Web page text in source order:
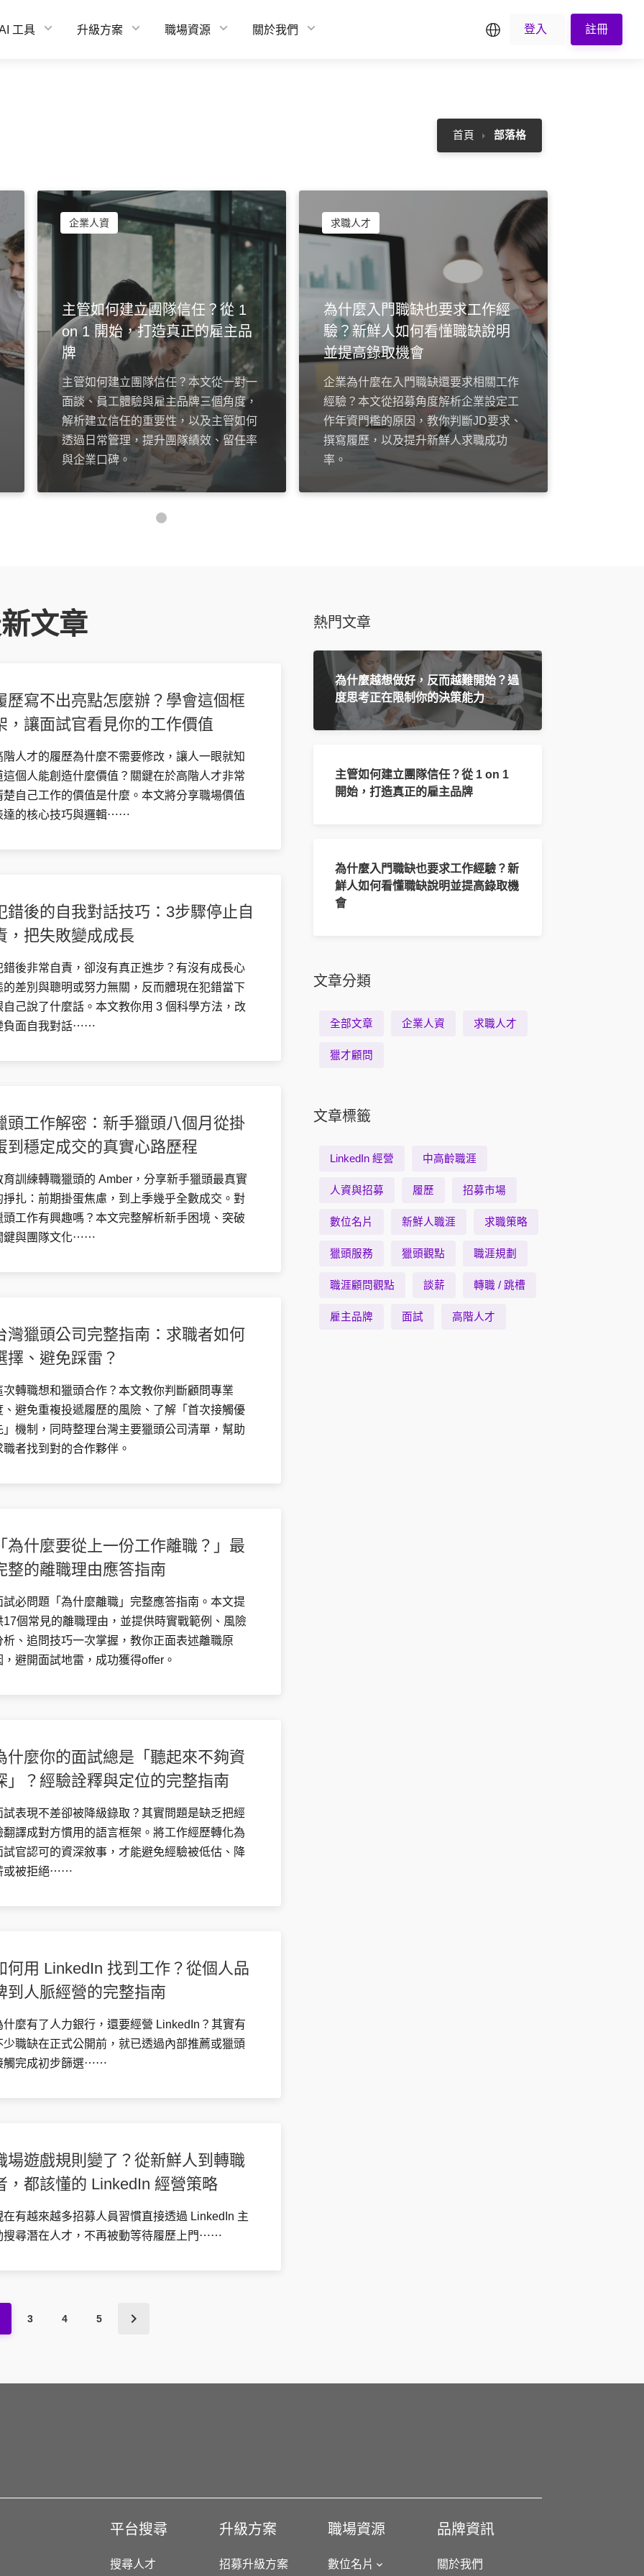
工具 升級方案 職場資源 關於我們 繁中登入 註冊
首頁 部落格
企業人資
主管如何建立團隊信任？從 1
on 1 開始，打造真正的雇主品
牌
主管如何建立團隊信任？本文從一對一
面談、員工體驗與雇主品牌三個角度，
解析建立信任的重要性，以及主管如何
透過日常管理，提升團隊績效、留任率
與企業口碑。
求職人才
為什麼入門職缺也要求工作經
驗？新鮮人如何看懂職缺說明
並提高錄取機會
企業為什麼在入門職缺還要求相關工作
經驗？本文從招募角度解析企業設定工
作年資門檻的原因，教你判斷JD要求、
撰寫履歷，以及提升新鮮人求職成功
率。
文章
歷寫不出亮點怎麼辦？學會這個框
，讓面試官看見你的工作價值
階人才的履歷為什麼不需要修改，讓人一眼就知
這個人能創造什麼價值？關鍵在於高階人才非常
楚自己工作的價值是什麼。本文將分享職場價值
達的核心技巧與邏輯⋯⋯
錯後的自我對話技巧：3步驟停止自
，把失敗變成成長
錯後非常自責，卻沒有真正進步？有沒有成長心
的差別與聰明或努力無關，反而體現在犯錯當下
自己說了什麼話。本文教你用 3 個科學方法，改
負面自我對話⋯⋯
頭工作解密：新手獵頭八個月從掛
到穩定成交的真實心路歷程
育訓練轉職獵頭的 Amber，分享新手獵頭最真實
掙扎：前期掛蛋焦慮，到上季幾乎全數成交。對
頭工作有興趣嗎？本文完整解析新手困境、突破
鍵與團隊文化⋯⋯
灣獵頭公司完整指南：求職者如何
擇、避免踩雷？
次轉職想和獵頭合作？本文教你判斷顧問專業
、避免重複投遞履歷的風險、了解「首次接觸優
」機制，同時整理台灣主要獵頭公司清單，幫助
職者找到對的合作夥伴。
為什麼要從上一份工作離職？」最
整的離職理由應答指南
試必問題「為什麼離職」完整應答指南。本文提
17個常見的離職理由，並提供時實戰範例、風險
析、追問技巧一次掌握，教你正面表述離職原
，避開面試地雷，成功獲得offer。
什麼你的面試總是「聽起來不夠資
」？經驗詮釋與定位的完整指南
試表現不差卻被降級錄取？其實問題是缺乏把經
翻譯成對方慣用的語言框架。將工作經歷轉化為
試官認可的資深敘事，才能避免經驗被低估、降
或被拒絕⋯⋯
何用 LinkedIn 找到工作？從個人品
到人脈經營的完整指南
什麼有了人力銀行，還要經營 LinkedIn？其實有
少職缺在正式公開前，就已透過內部推薦或獵頭
觸完成初步篩選⋯⋯
場遊戲規則變了？從新鮮人到轉職
，都該懂的 LinkedIn 經營策略
在有越來越多招募人員習慣直接透過 LinkedIn 主
搜尋潛在人才，不再被動等待履歷上門⋯⋯
3 4 5
熱門文章
為什麼越想做好，反而越難開始？過
度思考正在限制你的決策能力
主管如何建立團隊信任？從 1 on 1
開始，打造真正的雇主品牌
為什麼入門職缺也要求工作經驗？新
鮮人如何看懂職缺說明並提高錄取機
會
文章分類
全部文章 企業人資 求職人才
獵才顧問
文章標籤
LinkedIn 經營 中高齡職涯
人資與招募 履歷 招募市場
數位名片 新鮮人職涯 求職策略
獵頭服務 獵頭觀點 職涯規劃
職涯顧問觀點 談薪 轉職 / 跳槽
雇主品牌 面試 高階人才
平台搜尋
搜尋人才
升級方案
招募升級方案
職場資源
數位名片
品牌資訊
關於我們